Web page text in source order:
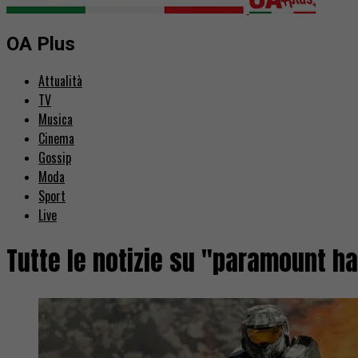
OA Plus
Attualità
TV
Musica
Cinema
Gossip
Moda
Sport
Live
Tutte le notizie su "paramount